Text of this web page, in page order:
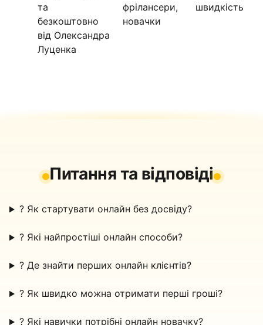
та
безкоштовно
від Олександра
Луценка
фрілансери,
новачки
швидкість
Питання та відповіді
?Як стартувати онлайн без досвіду?
?Які найпростіші онлайн способи?
?Де знайти перших онлайн клієнтів?
?Як швидко можна отримати перші гроші?
?Які навички потрібні онлайн новачку?